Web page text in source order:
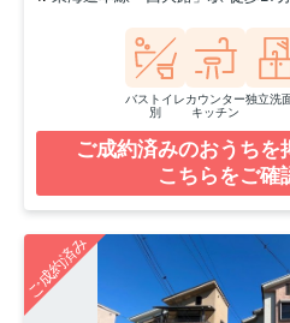
バストイレ
別
カウンター
キッチン
独立洗
ご成約済みのおうちを
こちらをご確
ご成約済み